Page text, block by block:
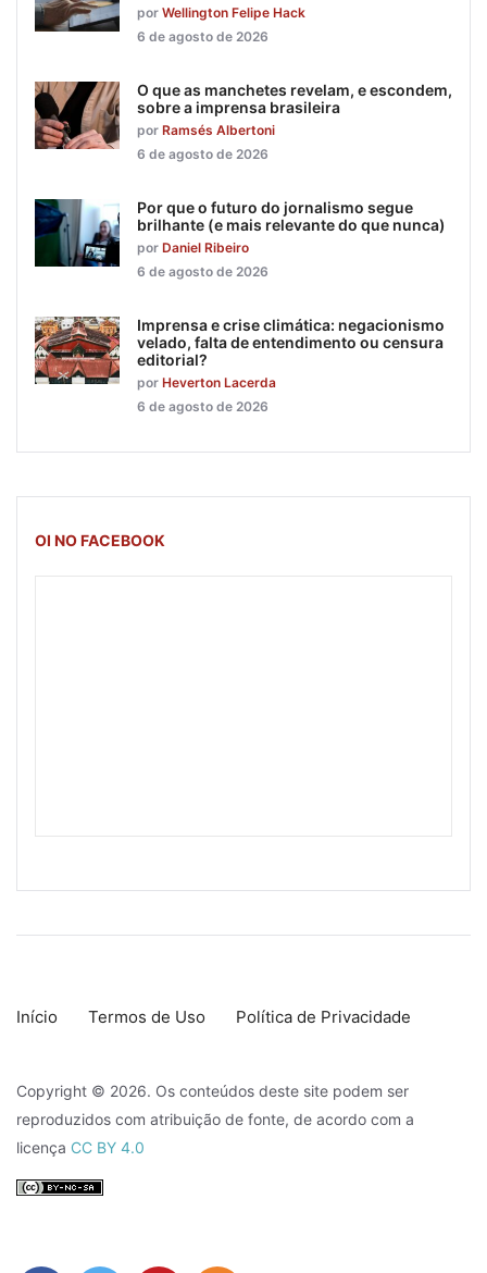
por Wellington Felipe Hack
6 de agosto de 2026
O que as manchetes revelam, e escondem,
sobre a imprensa brasileira
por Ramsés Albertoni
6 de agosto de 2026
Por que o futuro do jornalismo segue
brilhante (e mais relevante do que nunca)
por Daniel Ribeiro
6 de agosto de 2026
Imprensa e crise climática: negacionismo
velado, falta de entendimento ou censura
editorial?
por Heverton Lacerda
6 de agosto de 2026
OI NO FACEBOOK
Início Termos de Uso Política de Privacidade
Copyright © 2026. Os conteúdos deste site podem ser
reproduzidos com atribuição de fonte, de acordo com a
licença CC BY 4.0